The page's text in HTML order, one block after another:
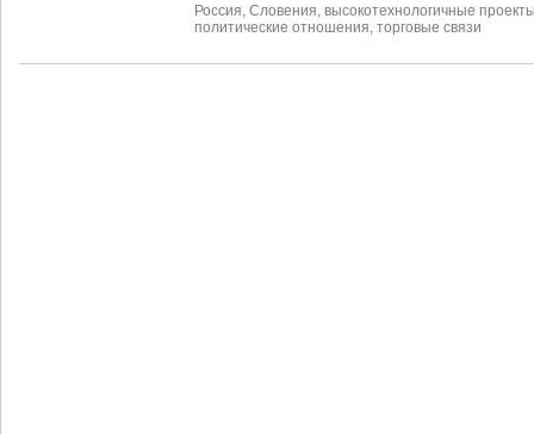
Россия Словения высокотехнологичные
политические отношения торговые связи